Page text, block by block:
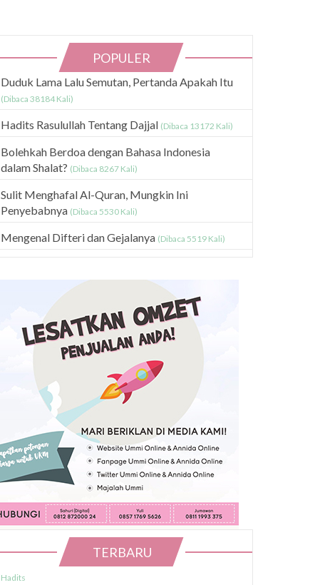
POPULER
Duduk Lama Lalu Semutan, Pertanda Apakah Itu
(Dibaca 38184 Kali)
Hadits Rasulullah Tentang Dajjal (Dibaca 13172 Kali)
Bolehkah Berdoa dengan Bahasa Indonesia
dalam Shalat? (Dibaca 8267 Kali)
Sulit Menghafal Al-Quran, Mungkin Ini
Penyebabnya (Dibaca 5530 Kali)
Mengenal Difteri dan Gejalanya (Dibaca 5519 Kali)
TERBARU
Hadits